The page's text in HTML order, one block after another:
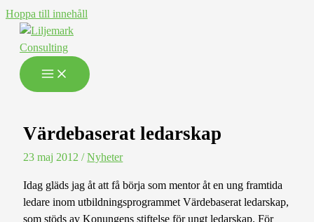
Hoppa till innehåll
Värdebaserat ledarskap
23 maj 2012/Nyheter
Idag gläds jag åt att få börja som mentor åt en ung framtida
ledare inom utbildningsprogrammet Värdebaserat ledarskap,
som stöds av Konungens stiftelse för ungt ledarskap. För